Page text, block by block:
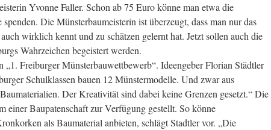
Yvonne Faller. Schon ab 75 Euro könne man etwa die
Die Münsterbaumeisterin ist überzeugt, dass man nur das
wirklich kennt und zu schätzen gelernt hat. Jetzt sollen auch die
Wahrzeichen begeistert werden.
Freiburger Münsterbauwettbewerb“. Ideengeber Florian Städtler
Schulklassen bauen 12 Münstermodelle. Und zwar aus
Der Kreativität sind dabei keine Grenzen gesetzt.“ Die
einer Baupatenschaft zur Verfügung gestellt. So könne
als Baumaterial anbieten, schlägt Stadtler vor. „Die